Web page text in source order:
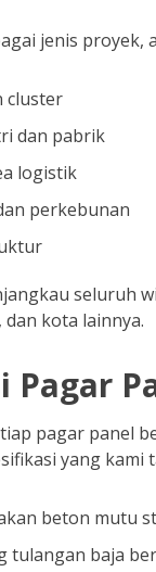
jenis proyek,
cluster
dan pabrik
logistik
perkebunan
seluruh
kota lainnya.
Pagar
pagar panel
yang kami
beton mutu
tulangan baja